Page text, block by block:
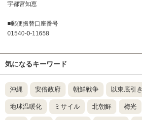
宇都宮知恵
■郵便振替口座番号
01540-0-11658
気になるキーワード
沖縄 安倍政府 朝鮮戦争 以東底引き
地球温暖化 ミサイル 北朝鮮 梅光